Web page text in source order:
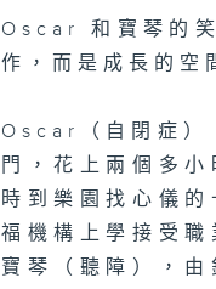
seconds Volume
Oscar 和寶琴的
作，而是成長的空
Oscar（自閉症）
門，花上兩個多
時到樂園找心儀
福機構上學接受
寶琴（聽障），